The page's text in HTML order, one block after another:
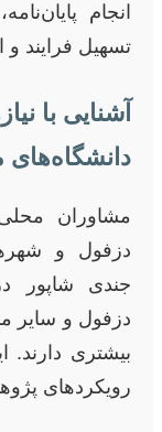
انجام
تسهیل فرایند
آشنایی با
دانشگاه‌های
مشاوران
دزفول و
جندی شاپور
دزفول و سایر
بیشتری دارند.
رویکردهای